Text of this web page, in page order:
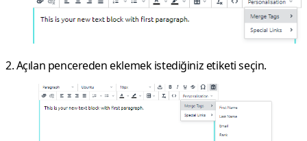
2. Açılan pencereden eklemek istediğiniz etiketi seçin.